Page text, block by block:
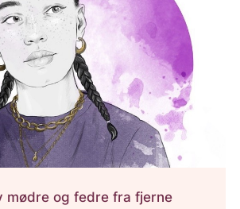
mødre og fedre fra fjerne